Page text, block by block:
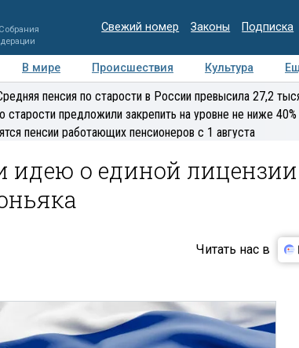
Свежий номер Законы Подписка
В мире Происшествия Культура
Медиацентр Интервью
пенсия по старости в России превысила 27,2
старости предложили закрепить на уровне не ниже 40%
пенсии работающих пенсионеров с 1 августа
о единой
Читать нас в